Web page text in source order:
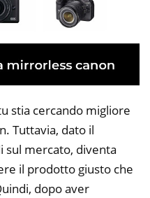
stia cercando migliore
Tuttavia, dato il
sul mercato, diventa
il prodotto giusto che
dopo aver